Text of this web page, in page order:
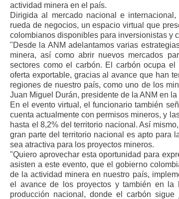
actividad minera en el país.
Dirigida al mercado nacional e
rueda de negocios, un espacio virtual que
colombianos disponibles para inversionistas y
"Desde la ANM adelantamos varias
minera, así como abrir nuevos mercados
sectores como el carbón. El carbón ocupa
oferta exportable, gracias al avance que han
regiones de nuestro país, como uno de los
Juan Miguel Durán, presidente de la ANM en
En el evento virtual, el funcionario también
cuenta actualmente con permisos mineros, y
hasta el 8,2% del territorio nacional. Así
gran parte del territorio nacional es apto para
sea atractiva para los proyectos mineros.
"Quiero aprovechar esta oportunidad para
asisten a este evento, que el gobierno
de la actividad minera en nuestro país,
el avance de los proyectos y también en la
producción nacional, donde el carbón